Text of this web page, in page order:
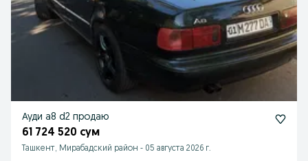
Ауди а8 d2 продаю
61 724 520 сум
Ташкент, Мирабадский район - 05 августа 2026 г.